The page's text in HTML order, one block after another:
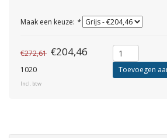
Maak een keuze: *
€272,61 €204,46
1020
Incl. btw
Toevoegen